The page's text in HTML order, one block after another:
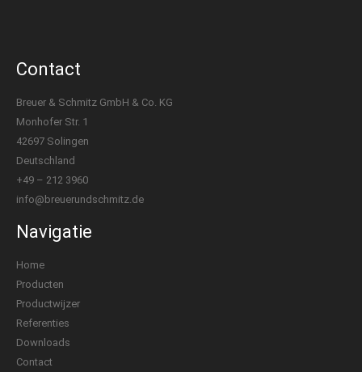
Contact
Breuer & Schmitz GmbH & Co. KG
Monhofer Str. 1
42697 Solingen
Deutschland
+49 – 212 3960
info@breuerundschmitz.de
Navigatie
Home
Producten
Productwijzer
Referenties
Downloads
Contact